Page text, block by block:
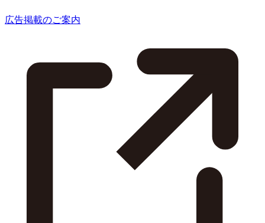
広告掲載のご案内